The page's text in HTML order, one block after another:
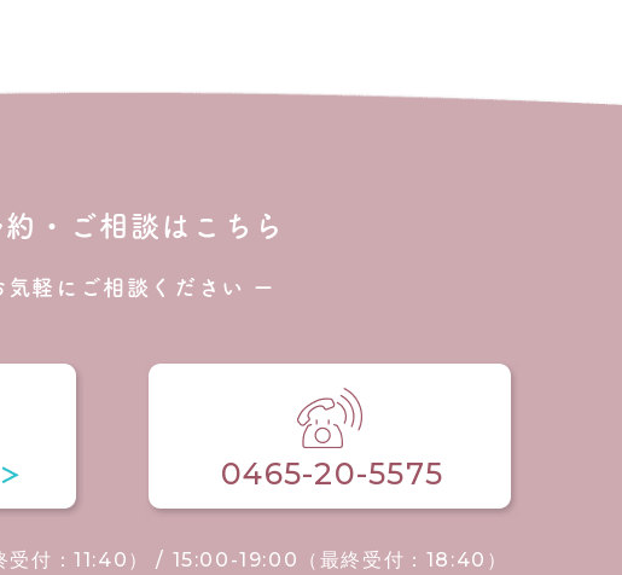
約・ご相談はこちら
気軽にご相談ください ー
0465-20-5575
付：11:40） / 15:00-19:00（最終受付：18:40）